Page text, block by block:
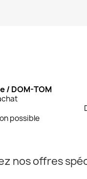
/ DOM-TOM
possible
nos offres